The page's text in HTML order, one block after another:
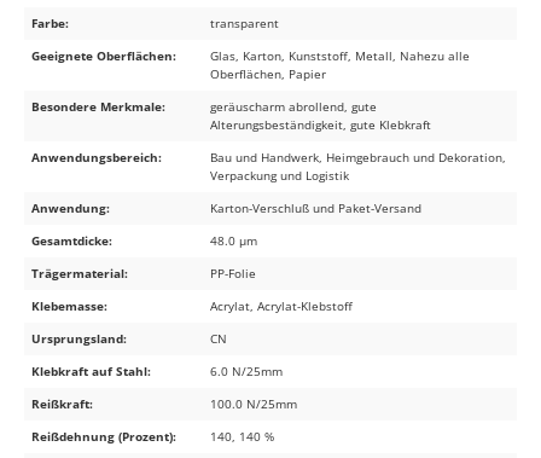
Farbe:
transparent
Geeignete Oberflächen:
Glas, Karton, Kunststoff, Metall, Nahezu alle
Oberflächen, Papier
Besondere Merkmale:
geräuscharm abrollend, gute
Alterungsbeständigkeit, gute Klebkraft
Anwendungsbereich:
Bau und Handwerk, Heimgebrauch und Dekoration,
Verpackung und Logistik
Anwendung:
Karton-Verschluß und Paket-Versand
Gesamtdicke:
48.0 µm
Trägermaterial:
PP-Folie
Klebemasse:
Acrylat, Acrylat-Klebstoff
Ursprungsland:
CN
Klebkraft auf Stahl:
6.0 N/25mm
Reißkraft:
100.0 N/25mm
Reißdehnung (Prozent):
140, 140 %